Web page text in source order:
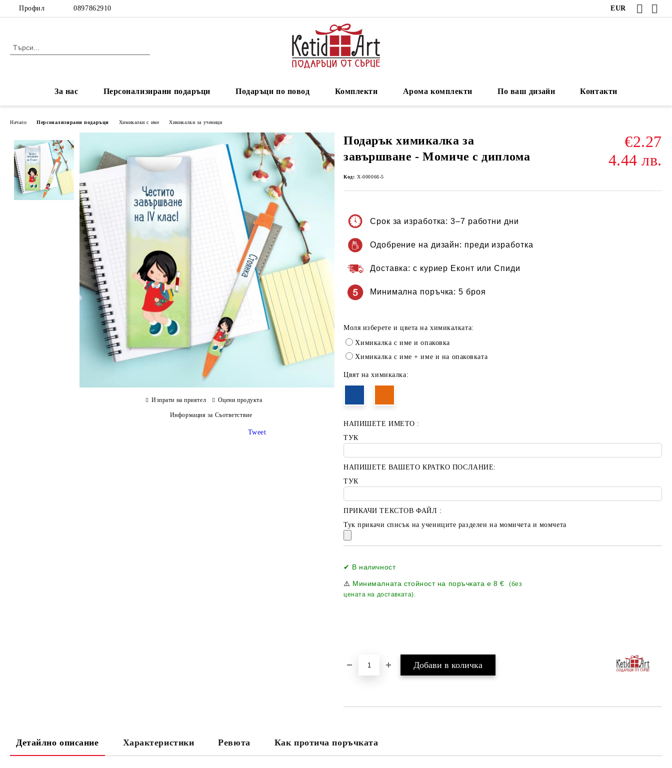
Профил 0897862910 EUR
За нас Персонализирани подаръци Подаръци по повод Комплекти Арома комплекти По ваш дизайн Контакти
Начало Персонализирани подаръци Химикалки с име Химикалки за ученици
Подарък химикалка за
завършване - Момиче с диплома
€2.27
4.44 лв.
Код: Х-000066-5
Срок за изработка: 3–7 работни дни
Одобрение на дизайн: преди изработка
Доставка: с куриер Еконт или Спиди
Минимална поръчка: 5 броя
Моля изберете и цвета на химикалката:
Химикалка с име и опаковка
Химикалка с име + име и на опаковката
Цвят на химикалка:
НАПИШЕТЕ ИМЕТО :
ТУК
НАПИШЕТЕ ВАШЕТО КРАТКО ПОСЛАНИЕ:
ТУК
ПРИКАЧИ ТЕКСТОВ ФАЙЛ :
Тук прикачи списък на учениците разделен на момичета и момчета
✔ В наличност
⚠️ Минималната стойност на поръчката е8 €
(без
цената на доставката).
Изпрати на приятел Оцени продукта
Информация за Съответствие
Tweet
Детайлно описание Характеристики Ревюта Как протича поръчката